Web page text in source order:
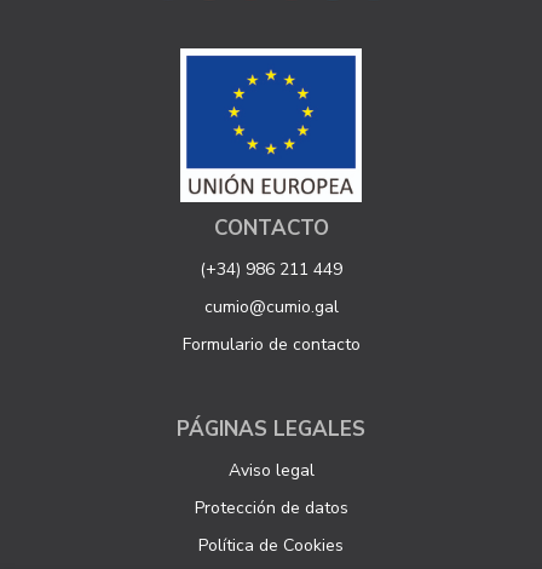
CONTACTO
(+34) 986 211 449
cumio@cumio.gal
Formulario de contacto
PÁGINAS LEGALES
Aviso legal
Protección de datos
Política de Cookies